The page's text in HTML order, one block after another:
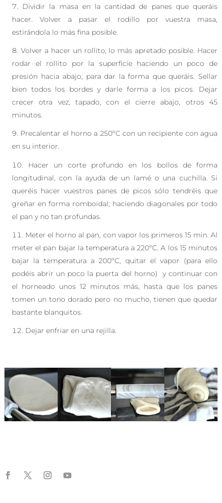
Dividir la masa en la cantidad de panes que queráis
hacer. Volver a pasar el rodillo por vuestra masa,
estirándola lo más fina posible.
Volver a hacer un rollito, lo más apretado posible. Hacer
rodar el rollito por la superficie haciendo un poco de
presión hacia abajo, para dar la forma que queráis. Sellar
bien todos los bordes y darle forma a los picos. Dejar
crecer otra vez, tapado, con el cierre abajo, otros 45
minutos.
Precalentar el horno a 250ºC con un recipiente con agua
en su interior.
Hacer un corte profundo en los bollos de forma
longitudinal, con la ayuda de un lamé o una cuchilla. Si
queréis hacer vuestros panes de picos sólo tendréis que
greñar en forma romboidal; haciendo diagonales por todo
el pan y no tan profundas.
Meter el horno al pan, con vapor los primeros 15 min. Al
meter el pan bajar la temperatura a 220ºC. A los 15 minutos
bajar la temperatura a 200ºC, quitar el vapor (para ello
podéis abrir un poco la puerta del horno) y continuar con
el horneado unos 12 minutos más, hasta que los panes
tomen un tono dorado pero no mucho, tienen que quedar
bastante blanquitos.
Dejar enfriar en una rejilla.